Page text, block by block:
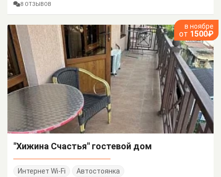
8 ОТЗЫВОВ
в ноябре
от 1500₽
"Хижина Счастья" гостевой дом
Интернет Wi-Fi Автостоянка